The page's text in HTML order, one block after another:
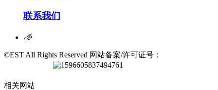
联系我们
𐃖
©EST All Rights Reserved 网站备案/许可证号：
相关网站